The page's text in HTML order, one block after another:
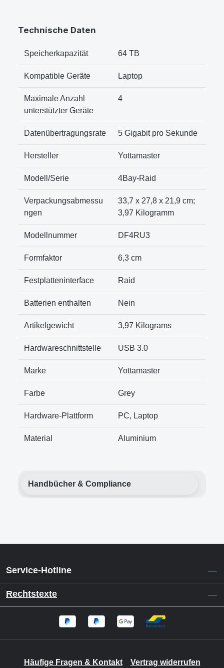
Technische Daten
Speicherkapazität ‎64 TB
Kompatible Geräte ‎Laptop
Maximale Anzahl
unterstützter Geräte
‎4
Datenübertragungsrate ‎5 Gigabit pro Sekunde
Hersteller ‎Yottamaster
Modell/Serie ‎4Bay-Raid
Verpackungsabmessu
ngen
‎33,7 x 27,8 x 21,9 cm;
3,97 Kilogramm
Modellnummer ‎DF4RU3
Formfaktor ‎6,3 cm
Festplatteninterface ‎Raid
Batterien enthalten ‎Nein
Artikelgewicht ‎3,97 Kilograms
Hardwareschnittstelle USB 3.0
Marke Yottamaster
Farbe Grey
Hardware-Plattform PC, Laptop
Material Aluminium
Handbücher & Compliance
Service-Hotline
Rechtstexte
Häufige Fragen & Kontakt Vertrag widerrufen